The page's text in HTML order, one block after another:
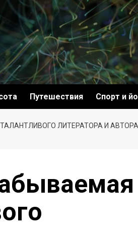
Путешествия Спорт и
ЛИТЕРАТОРА И